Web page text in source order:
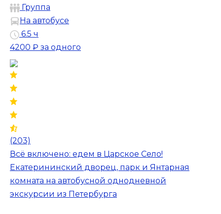
Группа
На автобусе
6.5 ч
4200 ₽ за одного
(203)
Всё включено: едем в Царское Село!
Екатерининский дворец, парк и Янтарная
комната на автобусной однодневной
экскурсии из Петербурга